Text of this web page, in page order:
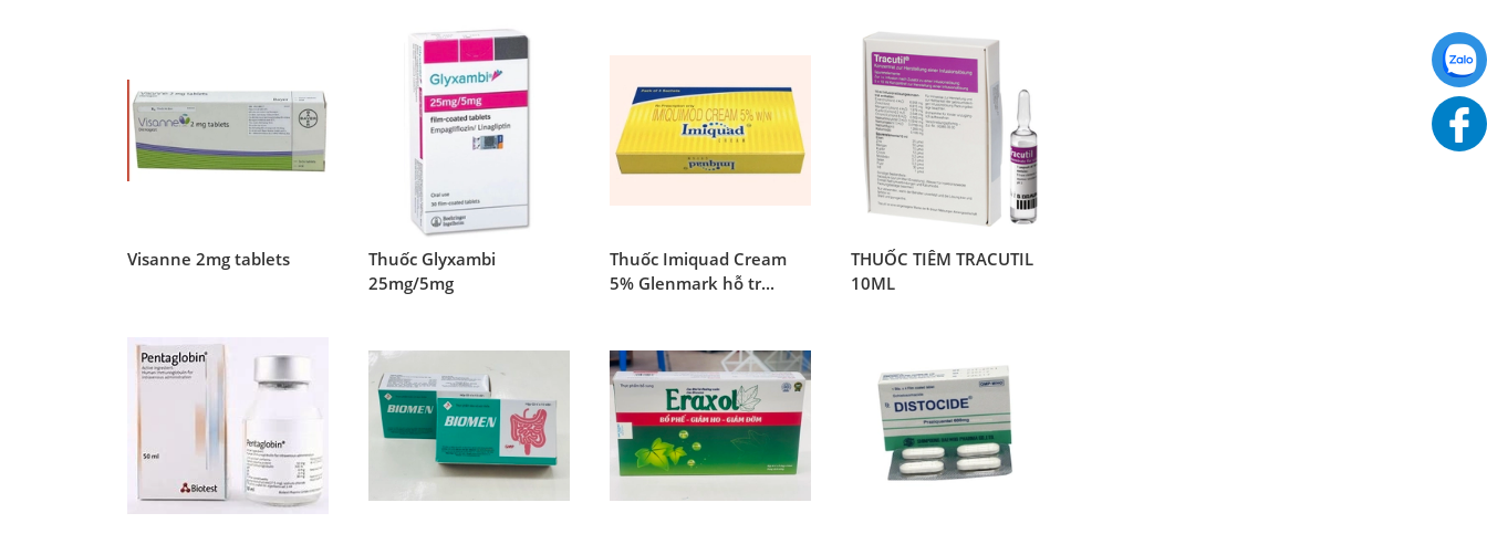
Visanne 2mg tablets
Thuốc Glyxambi
25mg/5mg
Thuốc Imiquad Cream
5% Glenmark hỗ tr...
THUỐC TIÊM TRACUTIL
10ML